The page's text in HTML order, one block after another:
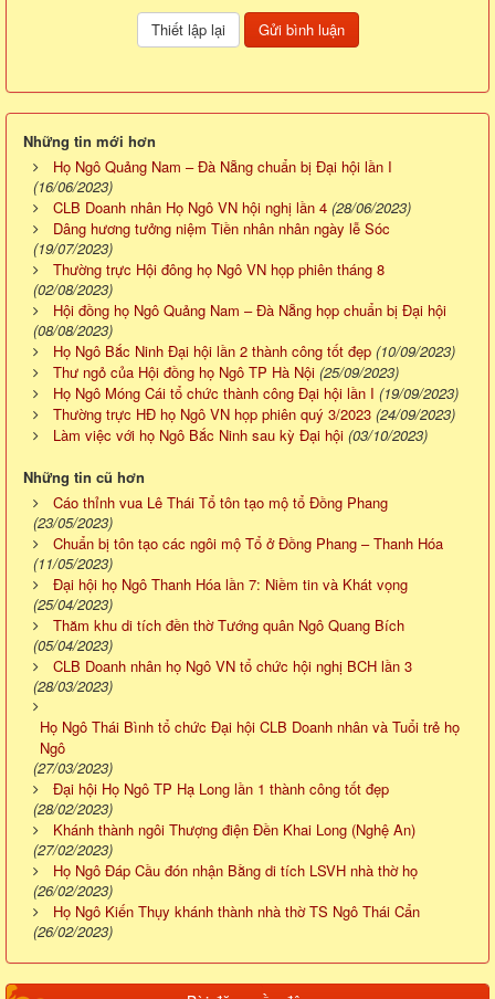
Những tin mới hơn
Họ Ngô Quảng Nam – Đà Nẵng chuẩn bị Đại hội lần I
(16/06/2023)
CLB Doanh nhân Họ Ngô VN hội nghị lần 4 (28/06/2023)
Dâng hương tưởng niệm Tiền nhân nhân ngày lễ Sóc
(19/07/2023)
Thường trực Hội đông họ Ngô VN họp phiên tháng 8
(02/08/2023)
Hội đồng họ Ngô Quảng Nam – Đà Nẵng họp chuẩn bị Đại hội
(08/08/2023)
Họ Ngô Bắc Ninh Đại hội lần 2 thành công tốt đẹp (10/09/2023)
Thư ngỏ của Hội đồng họ Ngô TP Hà Nội (25/09/2023)
Họ Ngô Móng Cái tổ chức thành công Đại hội lần I (19/09/2023)
Thường trực HĐ họ Ngô VN họp phiên quý 3/2023 (24/09/2023)
Làm việc với họ Ngô Bắc Ninh sau kỳ Đại hội (03/10/2023)
Những tin cũ hơn
Cáo thỉnh vua Lê Thái Tổ tôn tạo mộ tổ Đồng Phang
(23/05/2023)
Chuẩn bị tôn tạo các ngôi mộ Tổ ở Đồng Phang – Thanh Hóa
(11/05/2023)
Đại hội họ Ngô Thanh Hóa lần 7: Niềm tin và Khát vọng
(25/04/2023)
Thăm khu di tích đền thờ Tướng quân Ngô Quang Bích
(05/04/2023)
CLB Doanh nhân họ Ngô VN tổ chức hội nghị BCH lần 3
(28/03/2023)
Họ Ngô Thái Bình tổ chức Đại hội CLB Doanh nhân và Tuổi trẻ họ
Ngô
(27/03/2023)
Đại hội Họ Ngô TP Hạ Long lần 1 thành công tốt đẹp
(28/02/2023)
Khánh thành ngôi Thượng điện Đền Khai Long (Nghệ An)
(27/02/2023)
Họ Ngô Đáp Cầu đón nhận Bằng di tích LSVH nhà thờ họ
(26/02/2023)
Họ Ngô Kiến Thụy khánh thành nhà thờ TS Ngô Thái Cẩn
(26/02/2023)